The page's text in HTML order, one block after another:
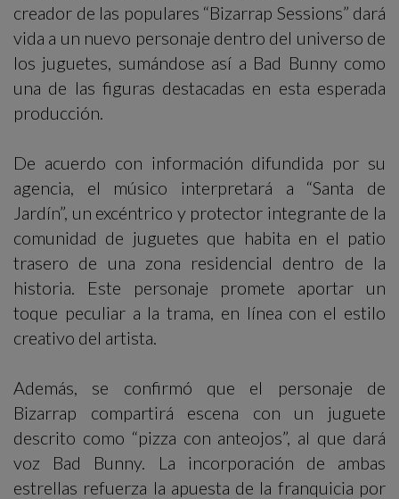
creador de las populares “Bizarrap Sessions” dará
vida a un nuevo personaje dentro del universo de
los juguetes, sumándose así a Bad Bunny como
una de las figuras destacadas en esta esperada
producción.
De acuerdo con información difundida por su
agencia, el músico interpretará a “Santa de
Jardín”, un excéntrico y protector integrante de la
comunidad de juguetes que habita en el patio
trasero de una zona residencial dentro de la
historia. Este personaje promete aportar un
toque peculiar a la trama, en línea con el estilo
creativo del artista.
Además, se confirmó que el personaje de
Bizarrap compartirá escena con un juguete
descrito como “pizza con anteojos”, al que dará
voz Bad Bunny. La incorporación de ambas
estrellas refuerza la apuesta de la franquicia por